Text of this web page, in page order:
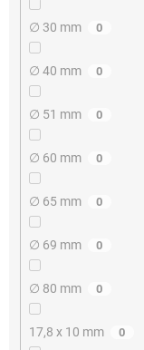
∅ 30 mm 0
∅ 40 mm 0
∅ 51 mm 0
∅ 60 mm 0
∅ 65 mm 0
∅ 69 mm 0
∅ 80 mm 0
17,8 x 10 mm 0